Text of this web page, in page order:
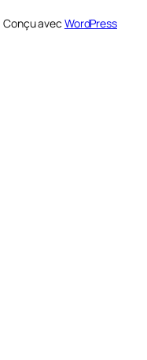
Conçu avec WordPress